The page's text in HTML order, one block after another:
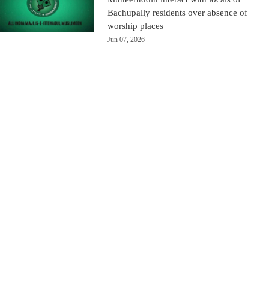
Bachupally residents over absence of
worship places
Jun 07, 2026